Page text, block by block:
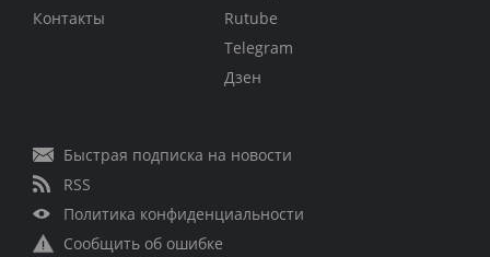
Контакты
Rutube
Telegram
Дзен
Быстрая подписка на новости
RSS
Политика конфиденциальности
Сообщить об ошибке